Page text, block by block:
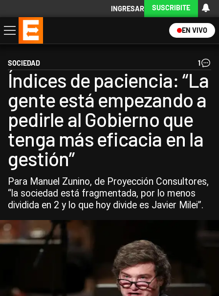
INGRESAR SUSCRIBITE
EN VIVO
Economía
Política
Internacional
Actualidad
Descargá la App
SOCIEDAD 1
Índices de paciencia: “La
gente está empezando a
pedirle al Gobierno que
tenga más eficacia en la
gestión”
Para Manuel Zunino, de Proyección Consultores,
“la sociedad está fragmentada, por lo menos
dividida en 2 y lo que hoy divide es Javier Milei”.